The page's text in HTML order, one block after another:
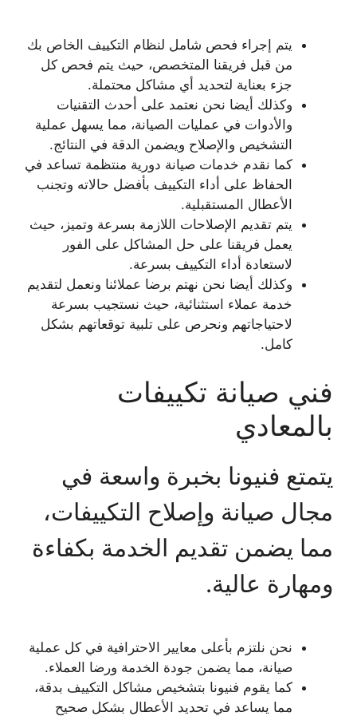
يتم إجراء فحص شامل لنظام التكييف الخاص بك
من قبل فريقنا المتخصص، حيث يتم فحص كل
جزء بعناية لتحديد أي مشاكل محتملة.
وكذلك أيضا نحن نعتمد على أحدث التقنيات
والأدوات في عمليات الصيانة، مما يسهل عملية
التشخيص والإصلاح ويضمن الدقة في النتائج.
كما نقدم خدمات صيانة دورية منتظمة تساعد في
الحفاظ على أداء التكييف بأفضل حالاته وتجنب
الأعطال المستقبلية.
يتم تقديم الإصلاحات اللازمة بسرعة وتميز، حيث
يعمل فريقنا على حل المشاكل على الفور
لاستعادة أداء التكييف بسرعة.
وكذلك أيضا نحن نهتم برضا عملائنا ونعمل لتقديم
خدمة عملاء استثنائية، حيث نستجيب بسرعة
لاحتياجاتهم ونحرص على تلبية توقعاتهم بشكل
كامل.
فني صيانة تكييفات
بالمعادي
يتمتع فنيونا بخبرة واسعة في
مجال صيانة وإصلاح التكييفات،
مما يضمن تقديم الخدمة بكفاءة
ومهارة عالية.
نحن نلتزم بأعلى معايير الاحترافية في كل عملية
صيانة، مما يضمن جودة الخدمة ورضا العملاء.
كما يقوم فنيونا بتشخيص مشاكل التكييف بدقة،
مما يساعد في تحديد الأعطال بشكل صحيح